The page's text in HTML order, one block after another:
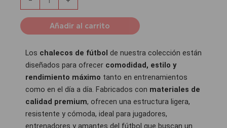
Añadir al carrito
Los chalecos de fútbol de nuestra colección están
diseñados para ofrecer comodidad, estilo y
rendimiento máximo tanto en entrenamientos
como en el día a día. Fabricados con materiales de
calidad premium, ofrecen una estructura ligera,
resistente y cómoda, ideal para jugadores,
entrenadores y amantes del fútbol que buscan un